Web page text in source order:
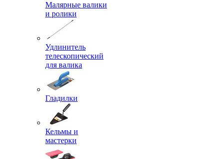
Малярные валики
и ролики
Удлинитель
телескопический
для валика
Гладилки
Кельмы и
мастерки